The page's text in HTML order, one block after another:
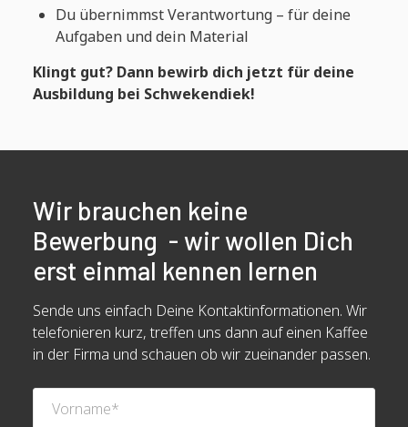
Du übernimmst Verantwortung – für deine
Aufgaben und dein Material
Klingt gut? Dann bewirb dich jetzt für deine
Ausbildung bei Schwekendiek!
Wir brauchen keine
Bewerbung - wir wollen Dich
erst einmal kennen lernen
Sende uns einfach Deine Kontaktinformationen. Wir
telefonieren kurz, treffen uns dann auf einen Kaffee
in der Firma und schauen ob wir zueinander passen.